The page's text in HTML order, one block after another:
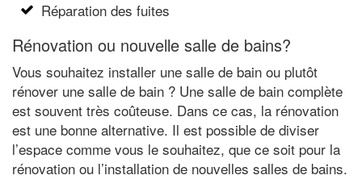
Réparation des fuites
Rénovation ou nouvelle salle de bains?
Vous souhaitez installer une salle de bain ou plutôt
rénover une salle de bain ? Une salle de bain complète
est souvent très coûteuse. Dans ce cas, la rénovation
est une bonne alternative. Il est possible de diviser
l’espace comme vous le souhaitez, que ce soit pour la
rénovation ou l’installation de nouvelles salles de bains.